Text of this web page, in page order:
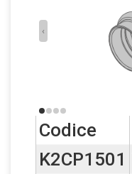
‹
Codice
K2CP1501